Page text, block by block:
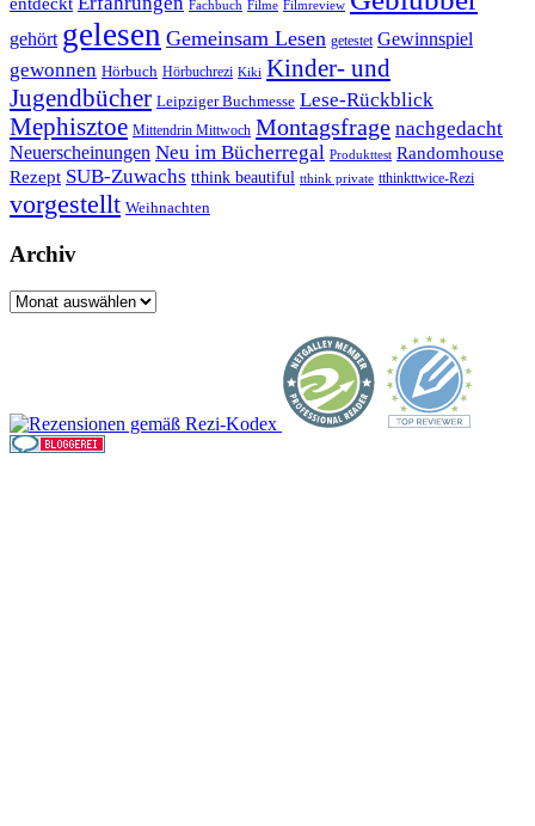
Fachbuch Filme Filmreview
gehört gelesen Gemeinsam Lesen getestet Gewinnspiel
gewonnen Hörbuch Hörbuchrezi Kiki Kinder- und
Jugendbücher Leipziger Buchmesse Lese-Rückblick
Mephisztoe Mittendrin Mittwoch Montagsfrage nachgedacht
Neuerscheinungen Neu im Bücherregal Produkttest Randomhouse
Rezept SUB-Zuwachs tthink beautiful tthink private tthinkttwice-Rezi
vorgestellt Weihnachten
Archiv
Archiv